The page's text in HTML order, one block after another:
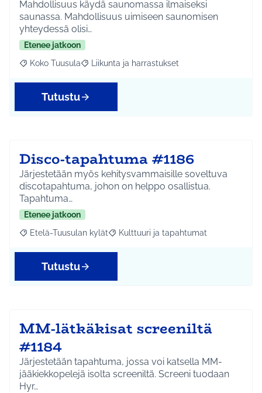
Mahdollisuus käydä saunomassa ilmaiseksi
saunassa. Mahdollisuus uimiseen saunomisen
yhteydessä olisi…
Etenee jatkoon
Rajaa tulokset aihepiirin mukaan: Koko Tuusula
Koko Tuusula Rajaa tulokset teeman mukaan: Liikunta ja
Liikunta ja harrastukset
Tutustu
Disco-tapahtuma #1186
Järjestetään myös kehitysvammaisille soveltuva
discotapahtuma, johon on helppo osallistua.
Tapahtuma…
Etenee jatkoon
Rajaa tulokset aihepiirin mukaan: Etelä-Tuusulan kylät
Etelä-Tuusulan kylät Rajaa tulokset teeman mukaan:
Kulttuuri ja tapahtumat
Tutustu
MM-lätkäkisat screeniltä
#1184
Järjestetään tapahtuma, jossa voi katsella MM-
jääkiekkopelejä isolta screeniltä. Screeni tuodaan
Hyr…